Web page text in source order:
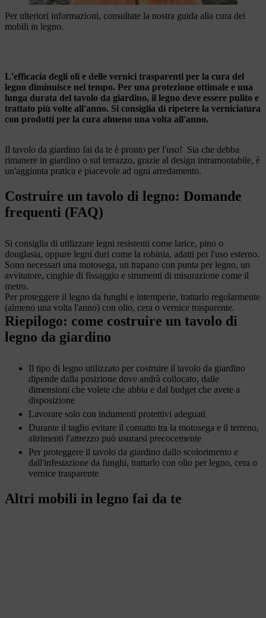
Per ulteriori informazioni, consultate la nostra guida alla cura dei
mobili in legno.
L'efficacia degli oli e delle vernici trasparenti per la cura del
legno diminuisce nel tempo. Per una protezione ottimale e una
lunga durata del tavolo da giardino, il legno deve essere pulito e
trattato più volte all'anno. Si consiglia di ripetere la verniciatura
con prodotti per la cura almeno una volta all'anno.
Il tavolo da giardino fai da te è pronto per l'uso! Sia che debba
rimanere in giardino o sul terrazzo, grazie al design intramontabile, è
un'aggiunta pratica e piacevole ad ogni arredamento.
Costruire un tavolo di legno: Domande
frequenti (FAQ)
Si consiglia di utilizzare legni resistenti come larice, pino o
douglasia, oppure legni duri come la robinia, adatti per l'uso esterno.
Sono necessari una motosega, un trapano con punta per legno, un
avvitatore, cinghie di fissaggio e strumenti di misurazione come il
metro.
Per proteggere il legno da funghi e intemperie, trattarlo regolarmente
(almeno una volta l'anno) con olio, cera o vernice trasparente.
Riepilogo: come costruire un tavolo di
legno da giardino
Il tipo di legno utilizzato per costruire il tavolo da giardino
dipende dalla posizione dove andrà collocato, dalle
dimensioni che volete che abbia e dal budget che avete a
disposizione
Lavorare solo con indumenti protettivi adeguati
Durante il taglio evitare il contatto tra la motosega e il terreno,
altrimenti l'attrezzo può usurarsi precocemente
Per proteggere il tavolo da giardino dallo scolorimento e
dall'infestazione da funghi, trattarlo con olio per legno, cera o
vernice trasparente
Altri mobili in legno fai da te